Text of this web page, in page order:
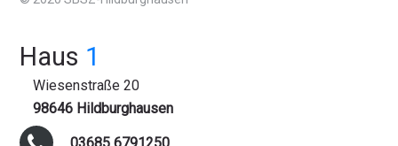
Haus 1
Wiesenstraße 20
98646 Hildburghausen